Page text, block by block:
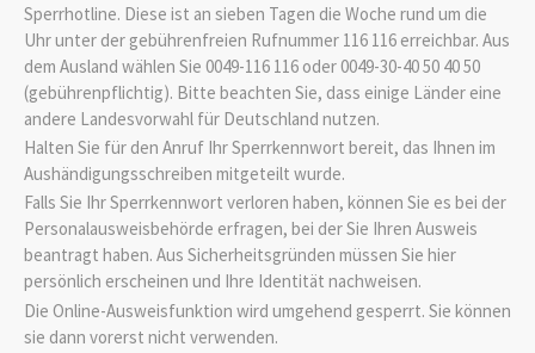
Sperrhotline. Diese ist an sieben Tagen die Woche rund um die
Uhr unter der gebührenfreien Rufnummer 116 116 erreichbar. Aus
dem Ausland wählen Sie 0049-116 116 oder 0049-30-40 50 40 50
(gebührenpflichtig). Bitte beachten Sie, dass einige Länder eine
andere Landesvorwahl für Deutschland nutzen.
Halten Sie für den Anruf Ihr Sperrkennwort bereit, das Ihnen im
Aushändigungsschreiben mitgeteilt wurde.
Falls Sie Ihr Sperrkennwort verloren haben, können Sie es bei der
Personalausweisbehörde erfragen, bei der Sie Ihren Ausweis
beantragt haben. Aus Sicherheitsgründen müssen Sie hier
persönlich erscheinen und Ihre Identität nachweisen.
Die Online-Ausweisfunktion wird umgehend gesperrt. Sie können
sie dann vorerst nicht verwenden.